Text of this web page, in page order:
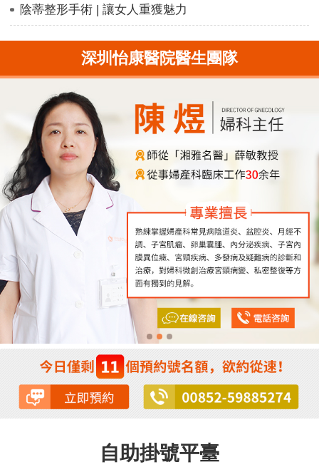
陰蒂整形手術 | 讓女人重獲魅力
深圳怡康醫院醫生團隊
自助掛號平臺